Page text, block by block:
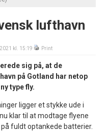
lufthavn
kl. 15:19 Print
sig på, at de
på Gotland har netop
type fly.
ligger et stykke ude i
klar til at modtage flyene
fuldt optankede batterier.